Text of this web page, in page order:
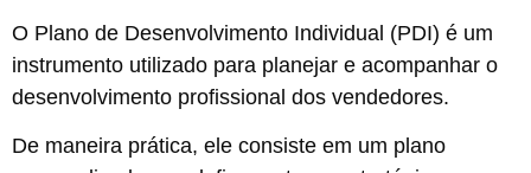
O Plano de Desenvolvimento Individual (PDI) é um
instrumento utilizado para planejar e acompanhar o
desenvolvimento profissional dos vendedores.
De maneira prática, ele consiste em um plano